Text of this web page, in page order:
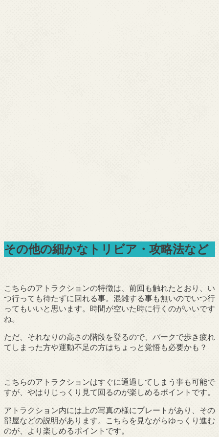
その他の細かなトリビア・攻略法など
こちらのアトラクションの特徴は、前回も触れたとおり、い
つ行っても待たずに回れる事。混雑する事も無いのでいつ行
ってもいいと思います。時間が空いた時に行くのがいいです
ね。
ただ、それなりの高さの階段を登るので、パークで歩き疲れ
てしまった方や運動不足の方はちょっと覚悟も必要かも？
こちらのアトラクションはすぐに通過してしまう事も可能で
すが、やはりじっくり見て回るのが楽しめるポイントです。
アトラクション内には上の写真の様にプレートがあり、その
部屋などの説明があります。こちらを見ながらゆっくり進む
のが、より楽しめるポイントです。